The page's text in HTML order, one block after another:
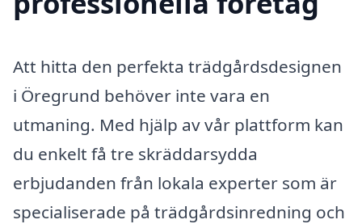
Att hitta den perfekta trädgårdsdesignen
i Öregrund behöver inte vara en
utmaning. Med hjälp av vår plattform kan
du enkelt få tre skräddarsydda
erbjudanden från lokala experter som är
specialiserade på trädgårdsinredning och